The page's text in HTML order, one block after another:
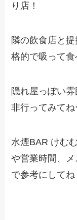
り店！
隣の飲食店と
格的で吸って
隠れ屋っぽい
非行ってみてね
水煙BAR けむ
や営業時間、
で参考にしてね